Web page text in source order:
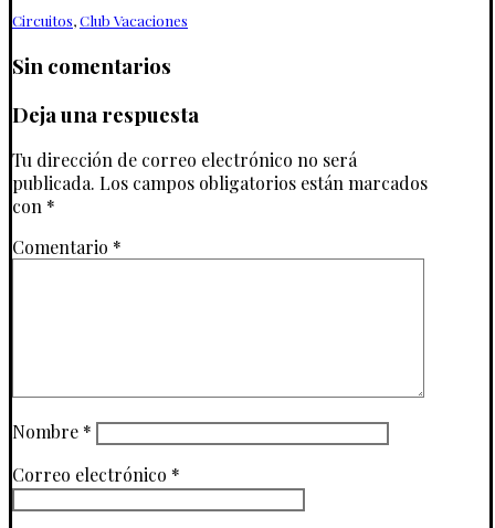
Circuitos,Club Vacaciones
Sin comentarios
Deja una respuesta
Tu dirección de correo electrónico no será
publicada. Los campos obligatorios están marcados
con *
Comentario *
Nombre *
Correo electrónico *